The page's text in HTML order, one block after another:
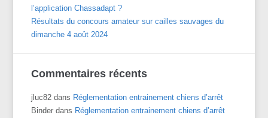
l’application Chassadapt ?
Résultats du concours amateur sur cailles sauvages du
dimanche 4 août 2024
Commentaires récents
jluc82 dans Réglementation entrainement chiens d’arrêt
Binder dans Réglementation entrainement chiens d’arrêt